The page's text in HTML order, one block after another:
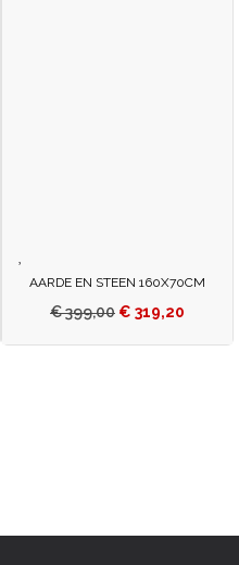
AARDE EN STEEN 160X70CM
€399,00 € 319,20